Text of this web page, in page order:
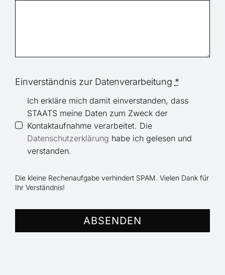
Einverständnis zur Datenverarbeitung *
Ich erkläre mich damit einverstanden, dass
STAATS meine Daten zum Zweck der
Kontaktaufnahme verarbeitet. Die
Datenschutzerklärung habe ich gelesen und
verstanden.
Die kleine Rechenaufgabe verhindert SPAM. Vielen Dank für
Ihr Verständnis!
ABSENDEN